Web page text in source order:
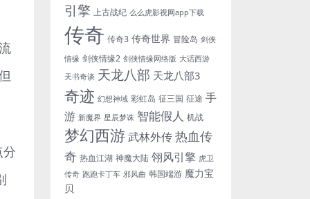
引擎 上古战纪 么么虎影视网app下载
传奇 传奇3 传奇世界 冒险岛 剑侠
情缘 剑侠情缘2 剑侠情缘网络版 大话西游
天书奇谈 天龙八部 天龙八部3
奇迹 幻想神域 彩虹岛 征三国 征途 手
游 新魔界 星辰梦诛 智能假人 机战
梦幻西游 武林外传热血传
奇 热血江湖 神魔大陆 翎风引擎 虎卫
传奇 跑跑卡丁车 邪风曲 韩国端游 魔力宝
贝